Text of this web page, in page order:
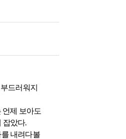
드러워지
언제 보아도
잡았다.
내려다볼